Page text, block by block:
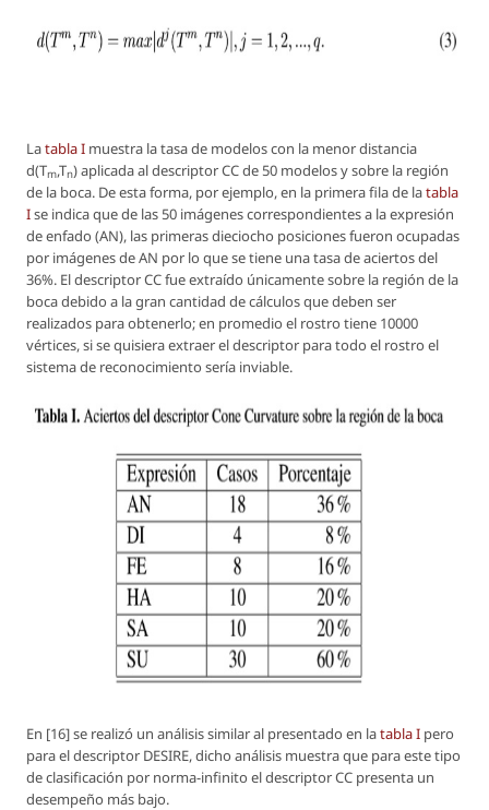
Latabla I muestra la tasa de modelos con la menor distancia
d(Tm,Tn)aplicada al descriptor CC de 50 modelos y sobre la región
de la boca. De esta forma, por ejemplo, en la primera fila de latabla
Ise indica que de las 50 imágenes correspondientes a la expresión
de enfado (AN), las primeras dieciocho posiciones fueron ocupadas
por imágenes de AN por lo que se tiene una tasa de aciertos del
36%. El descriptor CC fue extraído únicamente sobre la región de la
boca debido a la gran cantidad de cálculos que deben ser
realizados para obtenerlo; en promedio el rostro tiene 10000
vértices, si se quisiera extraer el descriptor para todo el rostro el
sistema de reconocimiento sería inviable.
En [16] se realizó un análisis similar al presentado en latabla I pero
para el descriptor DESIRE, dicho análisis muestra que para este tipo
de clasificación por norma-infinito el descriptor CC presenta un
desempeño más bajo.